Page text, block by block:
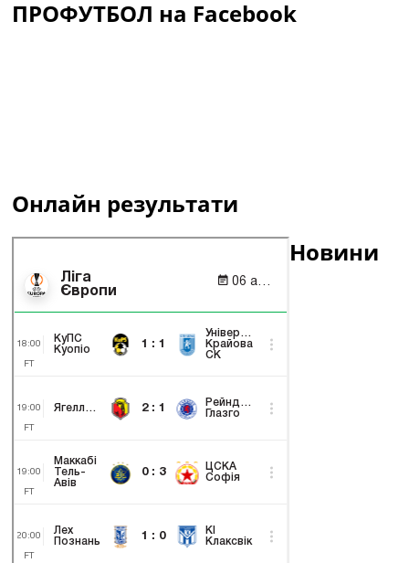
ПРОФУТБОЛ на Facebook
Онлайн результати
Новини